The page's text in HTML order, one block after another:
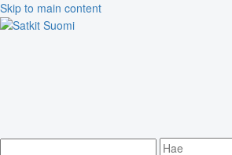
Skip to main content